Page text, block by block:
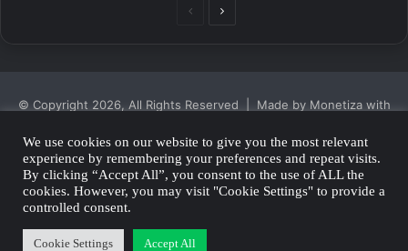
PreviousNext
© Copyright 2026, All Rights Reserved | Made by Monetiza with
Privacy Policy
We use cookies on our website to give you the most relevant
experience by remembering your preferences and repeat visits.
By clicking “Accept All”, you consent to the use of ALL the
cookies. However, you may visit "Cookie Settings" to provide a
controlled consent.
Cookie Settings Accept All